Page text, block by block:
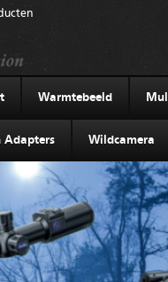
Warmtebeeld
Adapters Wildcamera